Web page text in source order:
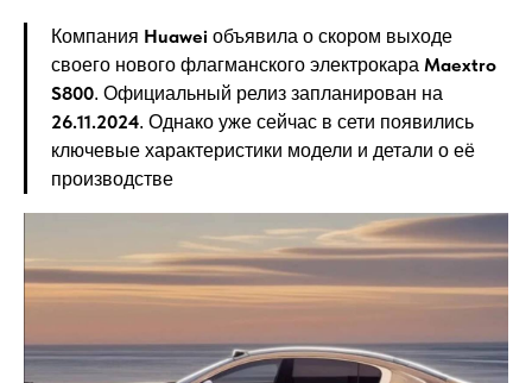
Компания Huawei объявила о скором выходе
своего нового флагманского электрокара Maextro
S800. Официальный релиз запланирован на
26.11.2024. Oднако уже сейчас в сети появились
ключевые характеристики модели и детали о её
производстве